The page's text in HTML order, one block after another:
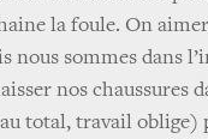
la foule. On
sommes dans
nos chaussures
total, travail oblige)